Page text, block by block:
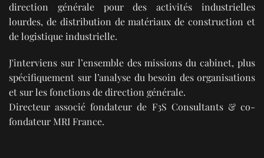
direction générale pour des activités industrielles
lourdes, de distribution de matériaux de construction et
de logistique industrielle.
J'interviens sur l’ensemble des missions du cabinet, plus
spécifiquement sur l’analyse du besoin des organisations
et sur les fonctions de direction générale.
Directeur associé fondateur de F3S Consultants & co-
fondateur MRI France.